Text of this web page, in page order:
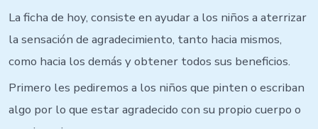
La ficha de hoy, consiste en ayudar a los niños a aterrizar
la sensación de agradecimiento, tanto hacia mismos,
como hacia los demás y obtener todos sus beneficios.
Primero les pediremos a los niños que pinten o escriban
algo por lo que estar agradecido con su propio cuerpo o